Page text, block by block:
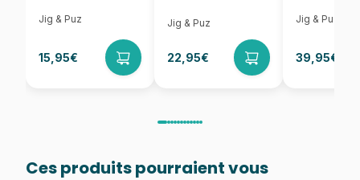
Jig & Puz
15,95€
Jig & Puz
22,95€
Jig & Puz
39,95€
Ces produits pourraient vous